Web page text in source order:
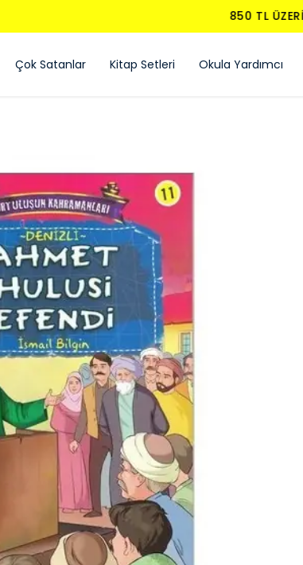
850 TL ÜZERI ÜCRETSIZ KARGO - KAPIDA ÖDEME
Çok Satanlar Kitap Setleri Okula Yardımcı